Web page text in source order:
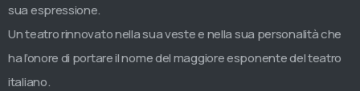
sua espressione.
Un teatro rinnovato nella sua veste e nella sua personalità che
ha l’onore di portare il nome del maggiore esponente del teatro
italiano.